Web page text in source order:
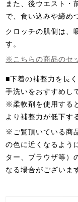
また、後ウエスト・
で、食い込みや締め
クロッチの肌側は、
す。
※こちらの商品のセ
■下着の補整力を長
手洗いをおすすめし
※柔軟剤を使用する
より補整力が低下す
※ご覧頂いている商
の色に近くなるよう
ター、ブラウザ等）
なる場合がございま